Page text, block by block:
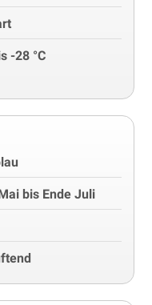
-28 °C
bis Ende Juli